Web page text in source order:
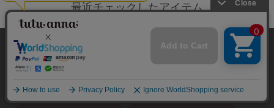
最近チェックしたアイテム
関連キーワード
レース ブラジャー
ブラジャー 花柄 ブラジャー きれいめ ブラジャー 美胸
本サイトでは、より快適にご利用いただけるようCookieを利用し
ています。詳細については
をご確認くださ
い。
承諾する